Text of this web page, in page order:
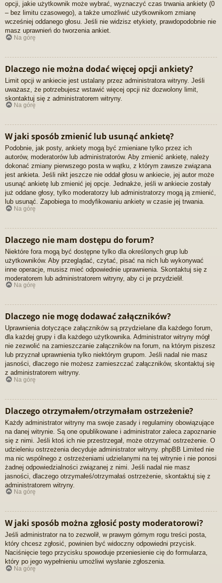
opcji, jakie użytkownik może wybrać, wyznaczyć czas trwania ankiety (0
– bez limitu czasowego), a także umożliwić użytkownikom zmianę
wcześniej oddanego głosu. Jeśli nie widzisz etykiety, prawdopodobnie nie
masz uprawnień do tworzenia ankiet.
Na górę
Dlaczego nie można dodać więcej opcji ankiety?
Limit opcji w ankiecie jest ustalany przez administratora witryny. Jeśli
uważasz, że potrzebujesz wstawić więcej opcji niż dozwolony limit,
skontaktuj się z administratorem witryny.
Na górę
W jaki sposób zmienić lub usunąć ankietę?
Podobnie, jak posty, ankiety mogą być zmieniane tylko przez ich
autorów, moderatorów lub administratorów. Aby zmienić ankietę, należy
dokonać zmiany pierwszego posta w wątku, z którym zawsze związana
jest ankieta. Jeśli nikt jeszcze nie oddał głosu w ankiecie, jej autor może
usunąć ankietę lub zmienić jej opcje. Jednakże, jeśli w ankiecie zostały
już oddane głosy, tylko moderatorzy lub administratorzy mogą ją zmienić,
lub usunąć. Zapobiega to modyfikowaniu ankiety w czasie jej trwania.
Na górę
Dlaczego nie mam dostępu do forum?
Niektóre fora mogą być dostępne tylko dla określonych grup lub
użytkowników. Aby przeglądać, czytać, pisać na nich lub wykonywać
inne operacje, musisz mieć odpowiednie uprawnienia. Skontaktuj się z
moderatorem lub administratorem witryny, aby ci je przydzielił.
Na górę
Dlaczego nie mogę dodawać załączników?
Uprawnienia dotyczące załączników są przydzielane dla każdego forum,
dla każdej grupy i dla każdego użytkownika. Administrator witryny mógł
nie zezwolić na zamieszczanie załączników na forum, na którym piszesz
lub przyznał uprawnienia tylko niektórym grupom. Jeśli nadal nie masz
jasności, dlaczego nie możesz zamieszczać załączników, skontaktuj się
z administratorem witryny.
Na górę
Dlaczego otrzymałem/otrzymałam ostrzeżenie?
Każdy administrator witryny ma swoje zasady i regulaminy obowiązujące
na danej witrynie. Są one opublikowane i administrator zaleca zapoznanie
się z nimi. Jeśli ktoś ich nie przestrzegał, może otrzymać ostrzeżenie. O
udzieleniu ostrzeżenia decyduje administrator witryny. phpBB Limited nie
ma nic wspólnego z ostrzeżeniami udzielanymi na tej witrynie i nie ponosi
żadnej odpowiedzialności związanej z nimi. Jeśli nadal nie masz
jasności, dlaczego otrzymałeś/otrzymałaś ostrzeżenie, skontaktuj się z
administratorem witryny.
Na górę
W jaki sposób można zgłosić posty moderatorowi?
Jeśli administrator na to zezwolił, w prawym górnym rogu treści posta,
który chcesz zgłosić, powinien być widoczny odpowiedni przycisk.
Naciśnięcie tego przycisku spowoduje przeniesienie cię do formularza,
który po jego wypełnieniu umożliwi wysłanie zgłoszenia.
Na górę